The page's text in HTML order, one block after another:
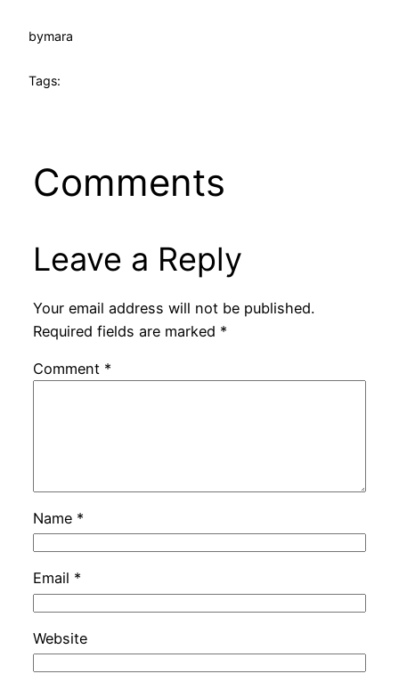
bymara
Tags:
Comments
Leave a Reply
Your email address will not be published.
Required fields are marked *
Comment *
Name *
Email *
Website